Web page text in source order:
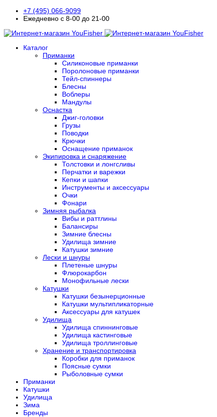
+7 (495) 066-9099
Ежедневно с 8-00 до 21-00
Каталог
Приманки
Силиконовые приманки
Поролоновые приманки
Тейл-спиннеры
Блесны
Воблеры
Мандулы
Оснастка
Джиг-головки
Грузы
Поводки
Крючки
Оснащение приманок
Экипировка и снаряжение
Толстовки и лонгсливы
Перчатки и варежки
Кепки и шапки
Инструменты и аксессуары
Очки
Фонари
Зимняя рыбалка
Вибы и раттлины
Балансиры
Зимние блесны
Удилища зимние
Катушки зимние
Лески и шнуры
Плетеные шнуры
Флюрокарбон
Монофильные лески
Катушки
Катушки безынерционные
Катушки мультипликаторные
Аксессуары для катушек
Удилища
Удилища спиннинговые
Удилища кастинговые
Удилища троллинговые
Хранение и транспортировка
Коробки для приманок
Поясные сумки
Рыболовные сумки
Приманки
Катушки
Удилища
Зима
Бренды